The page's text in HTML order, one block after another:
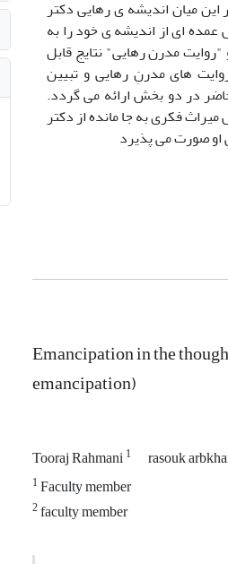
میان اندیشه ی رهایی دکتر
ای از اندیشه ی خود را به
مدرن رهایی" نتایج قابل
های مدرنِ رهایی و تبیین
در دو بخش ارائه می گردد.
فکری به جا مانده از دکتر
او صورت می پذیرد
Emancipation in the
emancipation)
Tooraj Rahmani1 rasouk
1Faculty member
2faculty member